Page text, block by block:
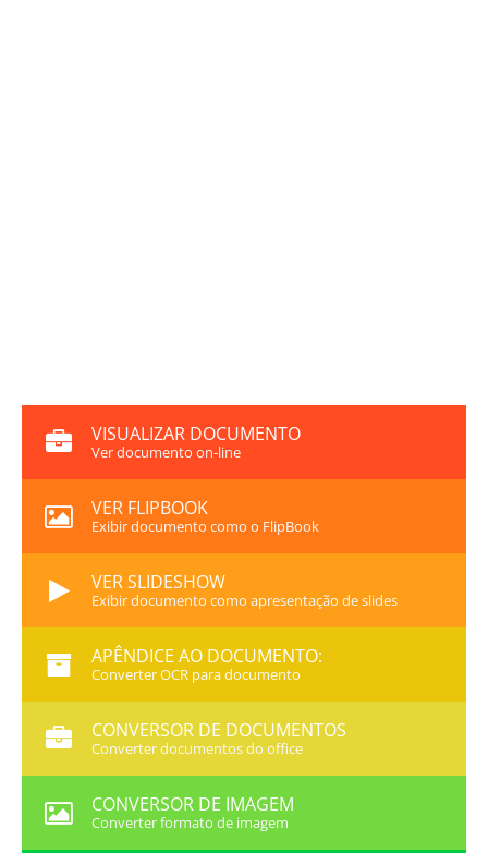
VISUALIZAR DOCUMENTO
Ver documento on-line
VER FLIPBOOK
Exibir documento como o FlipBook
VER SLIDESHOW
Exibir documento como apresentação de slides
APÊNDICE AO DOCUMENTO:
Converter OCR para documento
CONVERSOR DE DOCUMENTOS
Converter documentos do office
CONVERSOR DE IMAGEM
Converter formato de imagem